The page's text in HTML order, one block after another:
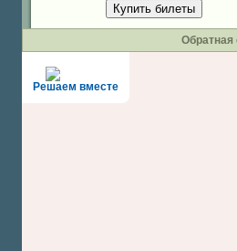
Купить билеты
Обратная
Решаем вместе